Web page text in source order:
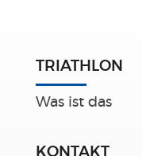
TRIATHLON
Was ist das
KONTAKT